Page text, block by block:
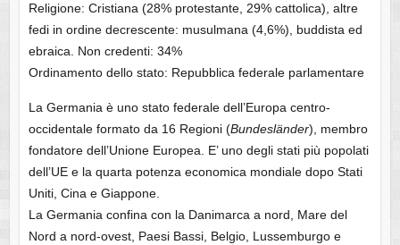
Religione: Cristiana (28% protestante, 29% cattolica), altre
fedi in ordine decrescente: musulmana (4,6%), buddista ed
ebraica. Non credenti: 34%
Ordinamento dello stato: Repubblica federale parlamentare
La Germania è uno stato federale dell’Europa centro-
occidentale formato da 16 Regioni (Bundesländer), membro
fondatore dell’Unione Europea. E’ uno degli stati più popolati
dell’UE e la quarta potenza economica mondiale dopo Stati
Uniti, Cina e Giappone.
La Germania confina con la Danimarca a nord, Mare del
Nord a nord-ovest, Paesi Bassi, Belgio, Lussemburgo e